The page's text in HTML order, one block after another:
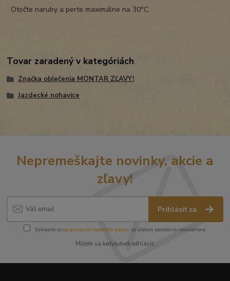
Otočte naruby a perte maximálne na 30°C.
Tovar zaradený v kategóriách
Značka oblečenia MONTAR ZĽAVY!
Jazdecké nohavice
Nepremeškajte novinky, akcie a
zľavy!
Prihlásiť sa
Súhlasím sospracovaním osobných údajov za účelom zasielania newslettera.
Môžete sa kedykoľvek odhlásiť.